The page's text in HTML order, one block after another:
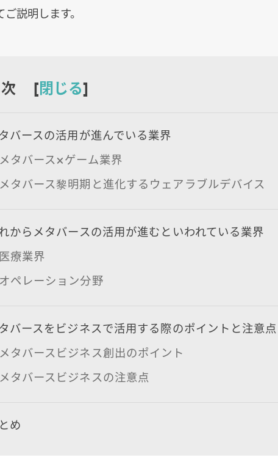
ご説明します。
次 [閉じる]
バースの活用が進んでいる業界
メタバース×ゲーム業界
メタバース黎明期と進化するウェアラブルデバイス
からメタバースの活用が進むといわれている業界
医療業界
オペレーション分野
バースをビジネスで活用する際のポイントと注意点
メタバースビジネス創出のポイント
メタバースビジネスの注意点
め